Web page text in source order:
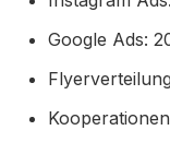
Google Ads: